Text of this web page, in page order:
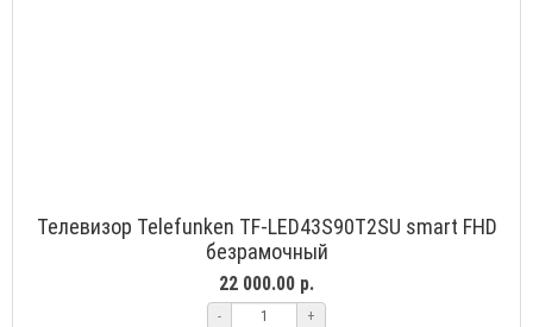
Телевизор Telefunken TF-LED43S90T2SU smart FHD
безрамочный
22 000.00 р.
- +